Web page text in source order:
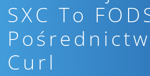
SXC To
Curl